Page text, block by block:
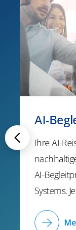
AI-
Ihre AI-
AI-
Systems.